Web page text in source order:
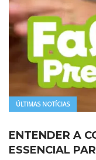
ÚLTIMAS NOTÍCIAS
ENTENDER A
ESSENCIAL